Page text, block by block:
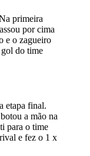
primeira
por cima
e o zagueiro
do time
etapa final.
botou a mão na
para o time
e fez o 1 x